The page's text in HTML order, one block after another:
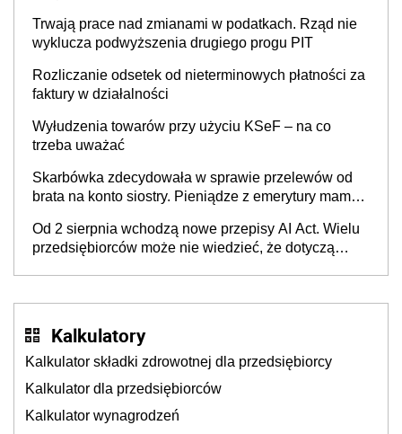
Trwają prace nad zmianami w podatkach. Rząd nie
wyklucza podwyższenia drugiego progu PIT
Rozliczanie odsetek od nieterminowych płatności za
faktury w działalności
Wyłudzenia towarów przy użyciu KSeF – na co
trzeba uważać
Skarbówka zdecydowała w sprawie przelewów od
brata na konto siostry. Pieniądze z emerytury mamy
będzie
Od 2 sierpnia wchodzą nowe przepisy AI Act. Wielu
przedsiębiorców może nie wiedzieć, że dotyczą
Kalkulatory
Kalkulator składki zdrowotnej dla przedsiębiorcy
Kalkulator dla przedsiębiorców
Kalkulator wynagrodzeń